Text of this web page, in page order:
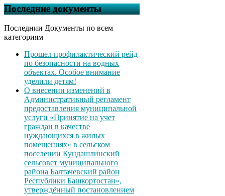
Последние документы
Последнии Документы по всем
категориям
Прошел профилактический рейд
по безопасности на водных
объектах. Особое внимание
уделили детям!
О внесении изменений в
Административный регламент
предоставления муниципальной
услуги «Принятие на учет
граждан в качестве
нуждающихся в жилых
помещениях» в сельском
поселении Кундашлинский
сельсовет муниципального
района Балтачевский район
Республики Башкортостан»,
утверждённый постановлением